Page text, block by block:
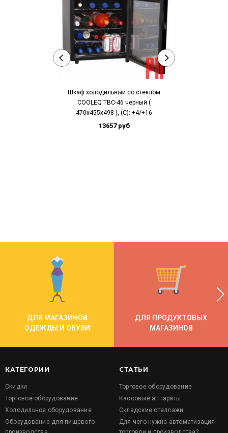
Шкаф холодильный со стеклом
COOLEQ TBC-46 черный (
470х455х498 ), (С): +4/+16
13657 руб
ДЛЯ МАГАЗИНОВ
ОДЕЖДЫ И ОБУВИ
ДЛЯ ПРОДУКТОВЫХ
МАГАЗИНОВ
КАТЕГОРИИ
Скидки
Торговое оборудование
Холодильное оборудование
Оборудование для пищевого
СТАТЬИ
Торговое оборудование
Кассовые аппараты
Складские стеллажи
Для чего нужна автоматизация